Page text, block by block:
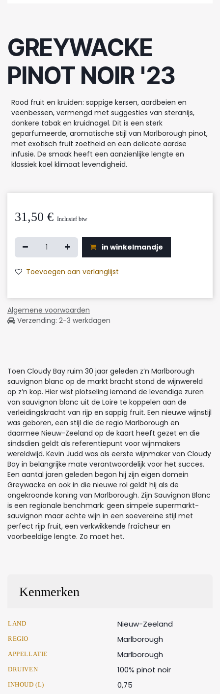
GREYWACKE
PINOT NOIR '23
Rood fruit en kruiden: sappige kersen, aardbeien en
veenbessen, vermengd met suggesties van steranijs,
donkere tabak en kruidnagel. Dit is een sterk
geparfumeerde, aromatische stijl van Marlborough pinot,
met exotisch fruit zoetheid en een delicate aardse
infusie. De smaak heeft een aanzienlijke lengte en
klassiek koel klimaat levendigheid.
31,50 € Inclusief btw
in winkelmandje
Toevoegen aan verlanglijst
Algemene voorwaarden
Verzending: 2-3 werkdagen
Toen Cloudy Bay ruim 30 jaar geleden z’n Marlborough
sauvignon blanc op de markt bracht stond de wijnwereld
op z’n kop. Hier wist plotseling iemand de levendige zuren
van sauvignon blanc uit de Loire te koppelen aan de
verleidingskracht van rijp en sappig fruit. Een nieuwe wijnstijl
was geboren, een stijl die de regio Marlborough en
daarmee Nieuw-Zeeland op de kaart heeft gezet en die
sindsdien geldt als referentiepunt voor wijnmakers
wereldwijd. Kevin Judd was als eerste wijnmaker van Cloudy
Bay in belangrijke mate verantwoordelijk voor het succes.
Een aantal jaren geleden begon hij zijn eigen domein
Greywacke en ook in die nieuwe rol geldt hij als de
ongekroonde koning van Marlborough. Zijn Sauvignon Blanc
is een regionale benchmark: geen simpele supermarkt-
sauvignon maar echte wijn in een soevereine stijl met
perfect rijp fruit, een verkwikkende fraîcheur en
voorbeeldige lengte. Zo moet het.
Kenmerken
LAND Nieuw-Zeeland
REGIO Marlborough
APPELLATIE Marlborough
DRUIVEN 100% pinot noir
INHOUD (L) 0,75